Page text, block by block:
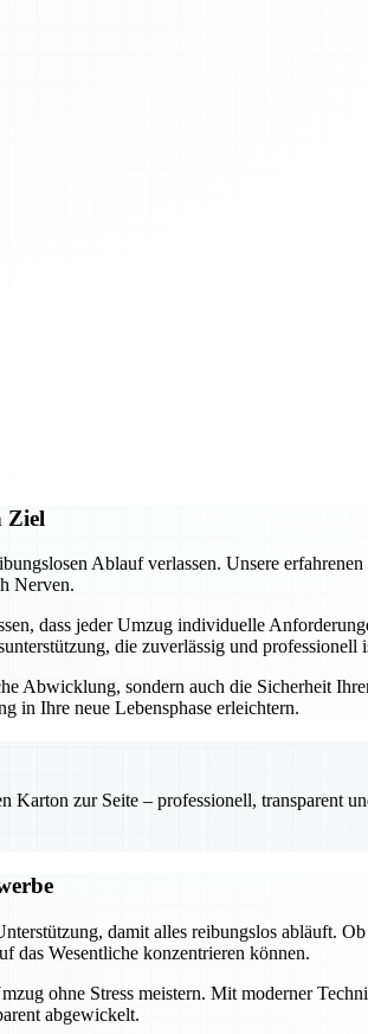
Ziel
Ablauf verlassen. Unsere erfahrenen
Nerven.
dass jeder Umzug individuelle
die zuverlässig und professionell
Abwicklung, sondern auch die Sicherheit
in Ihre neue Lebensphase erleichtern.
Karton zur Seite – professionell, transparent
damit alles reibungslos abläuft.
das Wesentliche konzentrieren können.
ohne Stress meistern. Mit moderner
abgewickelt.